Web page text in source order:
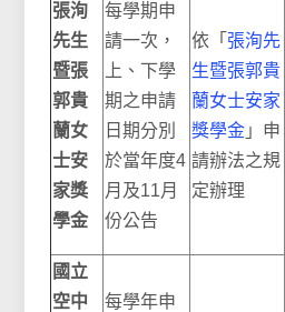
張洵
先生
暨張
郭貴
蘭女
士安
家獎
學金
每學期申
請一次，
上、下學
期之申請
日期分別
於當年度4
月及11月
份公告
依「 張洵先
生暨張郭貴
蘭女士安家
獎學金 」申
請辦法之規
定辦理
國立
空中
每學年申